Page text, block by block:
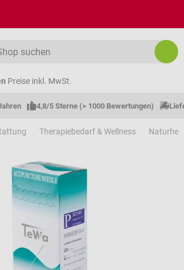
Preise inkl. MwSt.
4,8/5 Sterne (> 1000 Bewertungen)
Therapiebedarf & Wellness